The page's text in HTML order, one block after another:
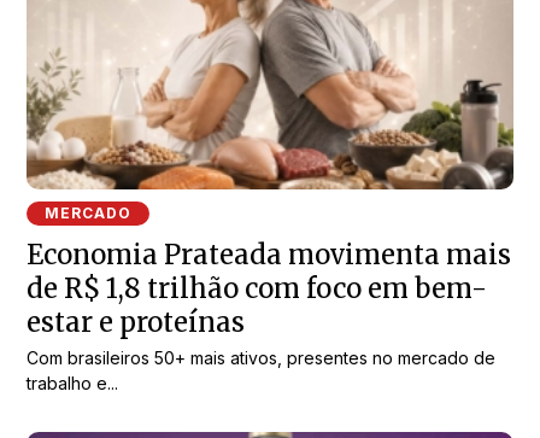
MERCADO
Economia Prateada movimenta mais
de R$ 1,8 trilhão com foco em bem-
estar e proteínas
Com brasileiros 50+ mais ativos, presentes no mercado de
trabalho e...